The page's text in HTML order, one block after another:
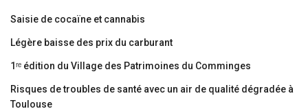
Saisie de cocaïne et cannabis
Légère baisse des prix du carburant
1ʳᵉ édition du Village des Patrimoines du Comminges
Risques de troubles de santé avec un air de qualité dégradée à
Toulouse